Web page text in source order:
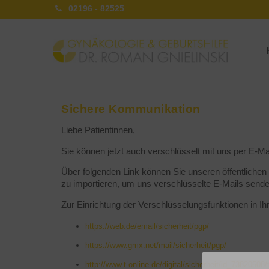
02196 - 82525
Sichere Kommunikation
Liebe Patientinnen,
Sie können jetzt auch verschlüsselt mit uns per E-
Über folgenden Link können Sie unseren öffentlichen
zu importieren, um uns verschlüsselte E-Mails
Zur Einrichtung der Verschlüsselungsfunktionen in
https://web.de/email/sicherheit/pgp/
https://www.gmx.net/mail/sicherheit/pgp/
http://www.t-online.de/digital/sicherheit/